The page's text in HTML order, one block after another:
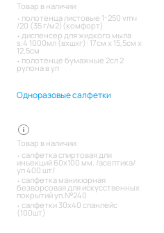
Товар в наличии:
полотенца листовые 1-250 vmч
/20 (35 г/м2)(комфорт)
диспенсер для жидкого мыла
s.4 1000мл (вхшхг): 17см x 15,5см x
12,5см
полотенце бумажные 2сл 2
рулона в уп
Одноразовые салфетки
Товар в наличии:
салфетка спиртовая для
инъекций 60х100 мм. /асептика/
уп 400 шт/
салфетка маникюрная
безворсовая для искусственных
покрытий уп.№240
салфетки 30х40 спанлейс
(100шт)